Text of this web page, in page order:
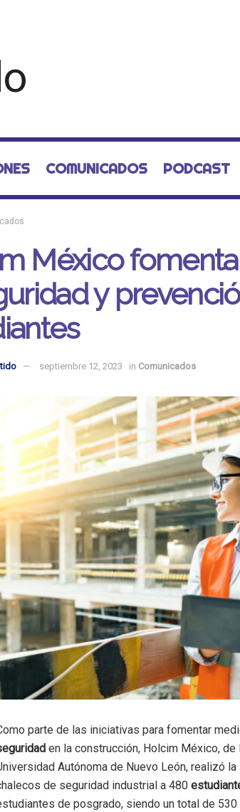
COMUNICADOS PODCAST
México
y
septiembre 12, 2023 in Comunicados
parte de las iniciativas para fomentar
en la construcción, Holcim México, de
Autónoma de Nuevo León, realizó
de seguridad industrial a 480
de posgrado, siendo un total de